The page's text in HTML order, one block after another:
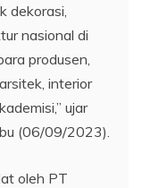
dekorasi,
nasional di
produsen,
interior
ujar
(06/09/2023).
oleh PT